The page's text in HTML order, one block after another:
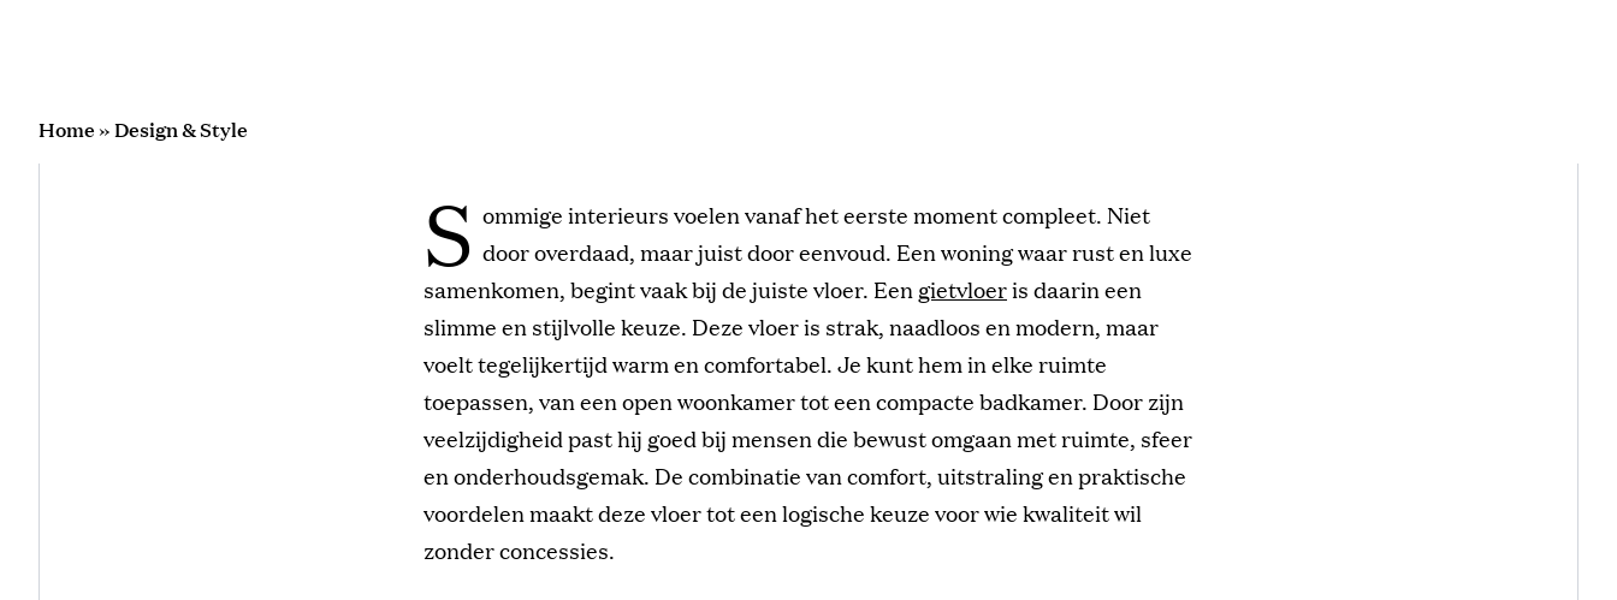
Home»Design & Style
S ommige interieurs voelen vanaf het eerste moment compleet. Niet
door overdaad, maar juist door eenvoud. Een woning waar rust en luxe
samenkomen, begint vaak bij de juiste vloer. Een gietvloeris daarin een
slimme en stijlvolle keuze. Deze vloer is strak, naadloos en modern, maar
voelttegelijkertijdwarm en comfortabel. Je kunt hem in elke ruimte
toepassen, van een open woonkamer tot een compacte badkamer. Door zijn
veelzijdigheidpast hij goed bij mensen die bewust omgaan met ruimte, sfeer
en onderhoudsgemak. De combinatie van comfort, uitstraling en praktische
voordelen maakt deze vloer tot een logische keuze voor wie kwaliteit wil
zonder concessies.